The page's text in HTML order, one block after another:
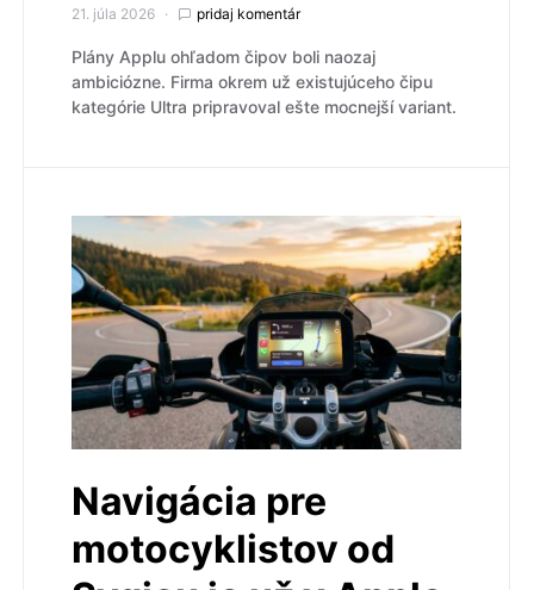
21. júla 2026 pridaj komentár
Plány Applu ohľadom čipov boli naozaj
ambiciózne. Firma okrem už existujúceho čipu
kategórie Ultra pripravoval ešte mocnejší variant.
Navigácia pre
motocyklistov od